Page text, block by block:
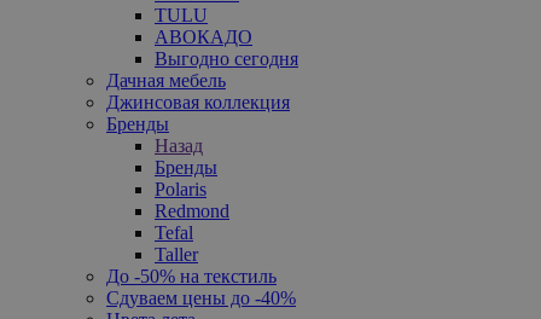
TULU
АВОКАДО
Выгодно сегодня
Дачная мебель
Джинсовая коллекция
Бренды
Назад
Бренды
Polaris
Redmond
Tefal
Taller
До -50% на текстиль
Сдуваем цены до -40%